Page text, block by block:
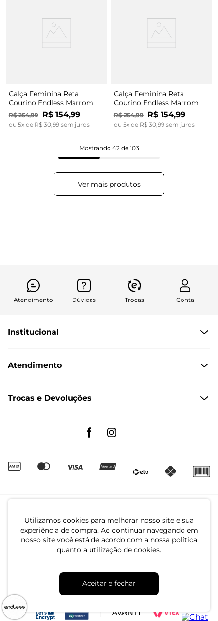
Utilizamos cookies para melhorar nosso site e sua
experiência de compra. Ao continuar navegando em
nosso site você está de acordo com a nossa política
quanto a utilização de cookies.
Aceitar e fechar
Calça Feminina Reta
Courino Endless Marrom
R$ 254,99 R$ 154,99
ou 5x de R$ 30,99sem juros
Calça Feminina Reta
Courino Endless Marrom
R$ 254,99 R$ 154,99
ou 5x de R$ 30,99sem juros
Mostrando 42 de 103
Atendimento Dúvidas Trocas Conta
Institucional
Políticas de Privacidade
Formas de Entrega
Regulamento de Promoções
Canal de Denúncias | Ética
Atendimento
Fale conosco pelo WhatsApp
Trocas e Devoluções
CNPJ: 79.233.672/0001-05